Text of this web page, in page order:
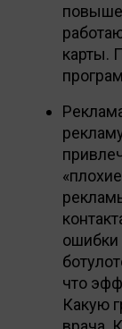
карты.
ошибки
что
Какую